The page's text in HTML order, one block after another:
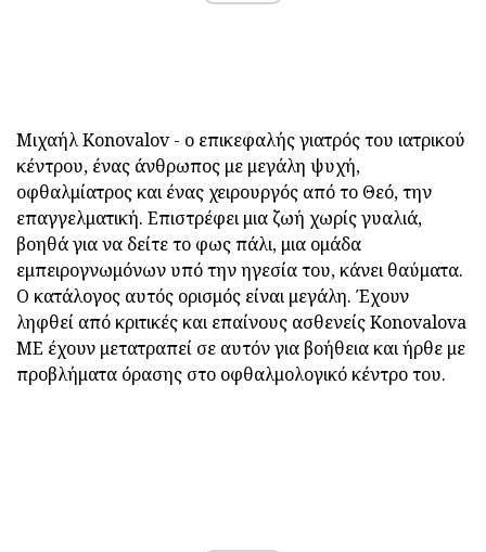
Μιχαήλ Konovalov - ο επικεφαλής γιατρός του ιατρικού
κέντρου, ένας άνθρωπος με μεγάλη ψυχή,
οφθαλμίατρος και ένας χειρουργός από το Θεό, την
επαγγελματική. Επιστρέφει μια ζωή χωρίς γυαλιά,
βοηθά για να δείτε το φως πάλι, μια ομάδα
εμπειρογνωμόνων υπό την ηγεσία του, κάνει θαύματα.
Ο κατάλογος αυτός ορισμός είναι μεγάλη. Έχουν
ληφθεί από κριτικές και επαίνους ασθενείς Konovalova
ME έχουν μετατραπεί σε αυτόν για βοήθεια και ήρθε με
προβλήματα όρασης στο οφθαλμολογικό κέντρο του.